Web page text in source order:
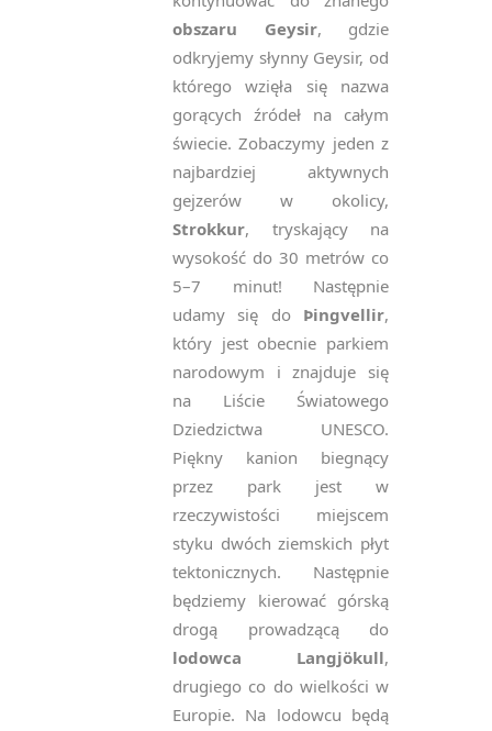
obszaru Geysir, gdzie
odkryjemy słynny Geysir, od
którego wzięła się nazwa
gorących źródeł na całym
świecie. Zobaczymy jeden z
najbardziej aktywnych
gejzerów w okolicy,
Strokkur, tryskający na
wysokość do 30 metrów co
5–7 minut! Następnie
udamy się do Þingvellir,
który jest obecnie parkiem
narodowym i znajduje się
na Liście Światowego
Dziedzictwa UNESCO.
Piękny kanion biegnący
przez park jest w
rzeczywistości miejscem
styku dwóch ziemskich płyt
tektonicznych. Następnie
będziemy kierować górską
drogą prowadzącą do
lodowca Langjökull,
drugiego co do wielkości w
Europie. Na lodowcu będą